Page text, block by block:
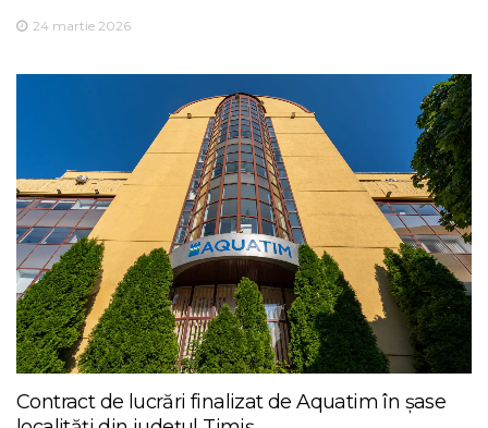
24 martie 2026
Contract de lucrări finalizat de Aquatim în șase